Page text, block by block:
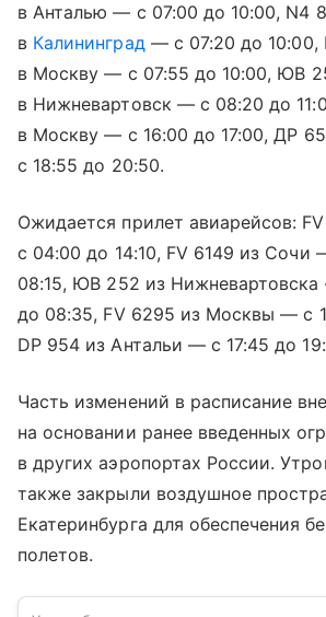
в Анталью — с 07:00 до 10:00, N4
в Калининград— с 07:20 до 10:00,
в Москву — с 07:55 до 10:00, ЮВ
в Нижневартовск — с 08:20 до
в Москву — с 16:00 до 17:00, ДР
с 18:55 до 20:50.
Ожидается прилет авиарейсов:
с 04:00 до 14:10, FV 6149 из Сочи
08:15, ЮВ 252 из
до 08:35, FV 6295 из Москвы — с
DP 954 из Антальи — с 17:45 до
Часть изменений в расписание
на основании ранее введенных
в других аэропортах России.
также закрыли воздушное
Екатеринбурга для обеспечения
полетов.